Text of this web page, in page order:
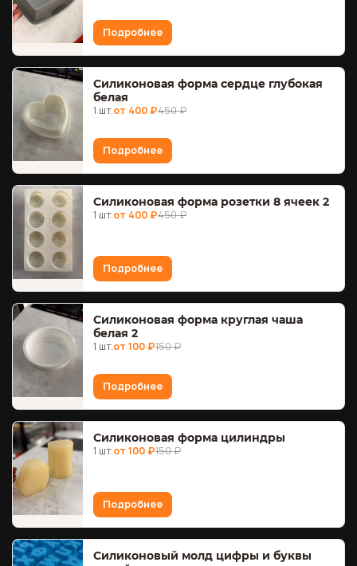
Подробнее
Силиконовая форма сердце глубокая
белая
1 шт.от 400 ₽450 ₽
Подробнее
Силиконовая форма розетки 8 ячеек 2
1 шт.от 400 ₽450 ₽
Подробнее
Силиконовая форма круглая чаша
белая 2
1 шт.от 100 ₽150 ₽
Подробнее
Силиконовая форма цилиндры
1 шт.от 100 ₽150 ₽
Подробнее
Силиконовый молд цифры и буквы